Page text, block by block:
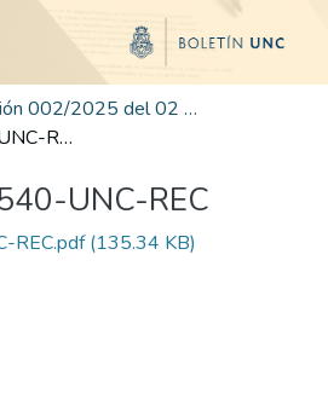
Edición 002/2025 del 02 de junio de 2025
RHCS-2025-540-UNC-REC
UNC-REC
REC.pdf(135.34 KB)